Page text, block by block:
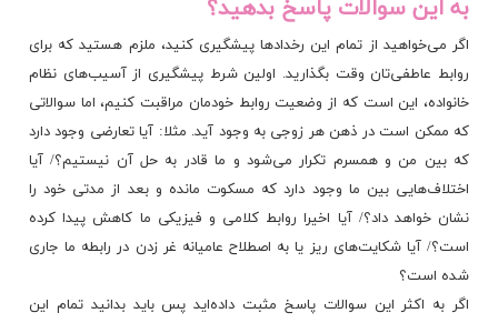
به این سوالات پاسخ بدهید؟
اگر می‌خواهید از تمام این رخداد‌ها پیشگیری کنید، ملزم هستید که برای
روابط عاطفی‌تان وقت بگذارید. اولین شرط پیشگیری از آسیب‌های نظام
خانواده، این است که از وضعیت روابط خودمان مراقبت کنیم، اما سوالاتی
که ممکن است در ذهن هر زوجی به وجود آید. مثلا: آیا تعارضی وجود دارد
که بین من و همسرم تکرار می‌شود و ما قادر به حل آن نیستیم؟/ آیا
اختلاف‌هایی بین ما وجود دارد که مسکوت مانده و بعد از مدتی خود را
نشان خواهد داد؟/ آیا اخیرا روابط کلامی و فیزیکی ما کاهش پیدا کرده
است؟/ آیا شکایت‌های ریز یا به اصطلاح عامیانه غر زدن در رابطه ما جاری
شده است؟
اگر به اکثر این سوالات پاسخ مثبت داده‌اید پس باید بدانید تمام این